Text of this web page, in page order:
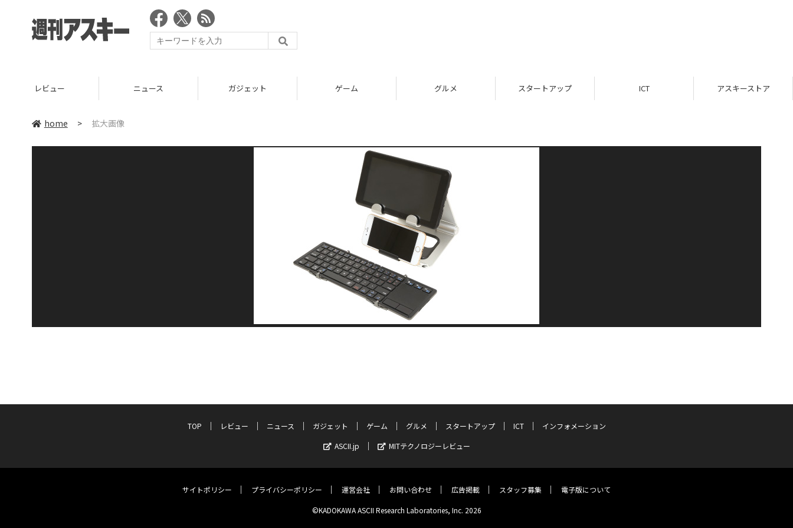
レビュー ニュース ガジェット ゲーム グルメ スタートアップ ICT アスキーストア
home > 拡大画像
TOP レビュー ニュース ガジェット ゲーム グルメ スタートアップ ICT
インフォメーション
ASCII.jp
MITテクノロジーレビュー
サイトポリシー プライバシーポリシー 運営会社 お問い合わせ 広告掲載 スタッフ募集 電子版について
©KADOKAWA ASCII Research Laboratories, Inc. 2026